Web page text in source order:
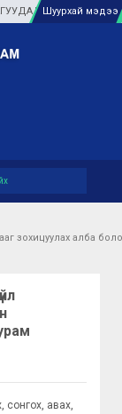
ТУЛГАМДАЖ БУЙ
Шуурхай мэдээ
зохицуулах алба
сонгох, авах,